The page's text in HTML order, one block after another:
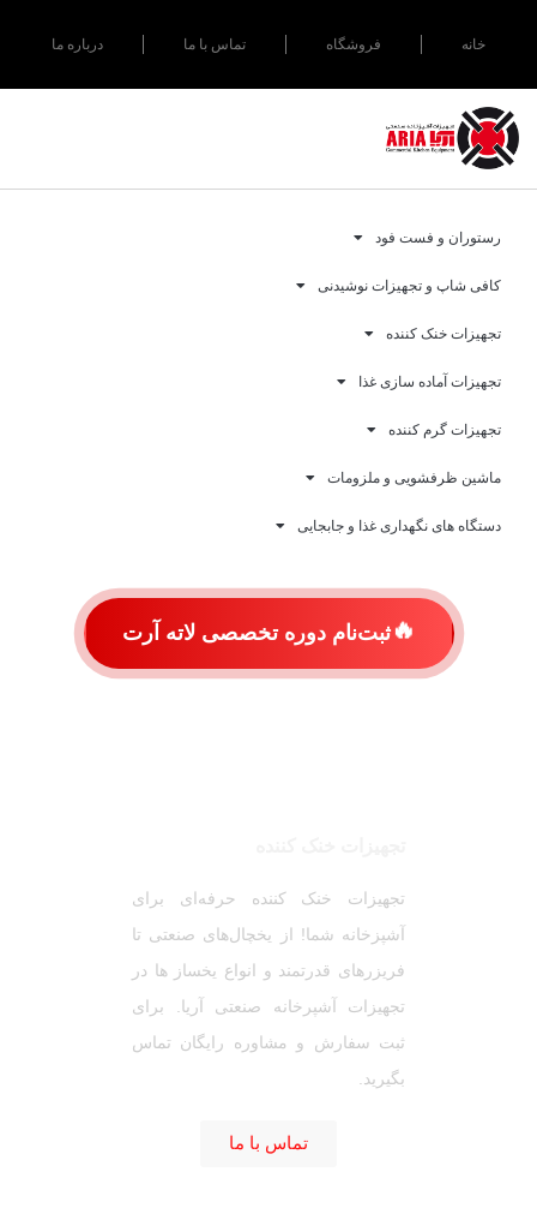
خانه فروشگاه تماس با ما درباره ما
رستوران و فست فود
کافی شاپ و تجهیزات نوشیدنی
تجهیزات خنک کننده
تجهیزات آماده سازی غذا
تجهیزات گرم کننده
ماشین ظرفشویی و ملزومات
دستگاه های نگهداری غذا و جابجایی
🔥ثبت‌نام دوره تخصصی لاته آرت
تجهیزات خنک کننده حرفه‌ای برای
آشپزخانه شما! از یخچال‌های صنعتی تا
فریزرهای قدرتمند و انواع یخساز ها در
تجهیزات آشپرخانه صنعتی آریا. برای
ثبت سفارش و مشاوره رایگان تماس
بگیرید.
تماس با ما